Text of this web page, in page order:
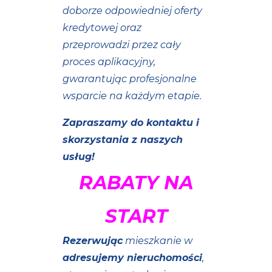
doborze odpowiedniej oferty
kredytowej oraz
przeprowadzi przez cały
proces aplikacyjny,
gwarantując profesjonalne
wsparcie na każdym etapie.
Zapraszamy do kontaktu i
skorzystania z naszych
usług!
RABATY NA
START
Rezerwującmieszkanie w
adresujemy nieruchomości,